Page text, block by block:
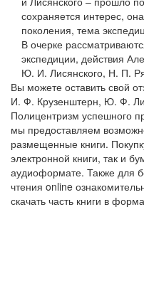
сохраняется интерес,
поколения, тема
В очерке
экспедиции, действия
Ю. И. Лисянского, Н. П.
Вы можете оставить свой
И. Ф. Крузенштерн, Ю. Ф.
Полицентризм успешного
мы предоставляем
размещенные книги.
электронной книги, так и
аудиоформате. Также для
чтения online
скачать часть книги в